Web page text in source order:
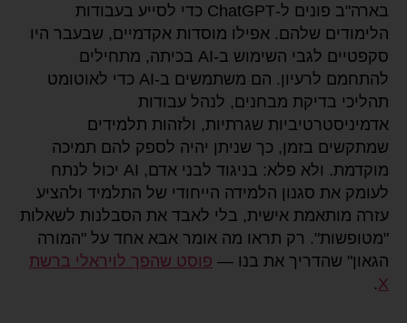
בארה"ב פונים ל-ChatGPT כדי לסייע בעבודות
הלימודים שלהם. אפילו מוסדות אקדמיים, שבעבר היו
סקפטיים לגבי השימוש ב-AI בכיתה, מתחילים
להתחמם לרעיון. הם משתמשים ב-AI כדי לאוטומט
תהליכי בדיקת מבחנים, לנהל עבודות
אדמיניסטרטיביות שגרתיות, ולזהות תלמידים
שמתקשים בזמן, כך שניתן יהיה לספק להם תמיכה
מוקדמת. ולא פלא: בניגוד לבני אדם, AI יכול לנתח
לעומק את סגנון הלמידה הייחודי של התלמיד ולהציע
עזרה מותאמת אישית, בלי לאבד את הסבלנות לשאלות
"מטופשות". רק תראו מה אומר אבא אחד על "המורה
הגאון" שהדריך את בנו — פוסט שהפך לויראלי ברשת
X
.